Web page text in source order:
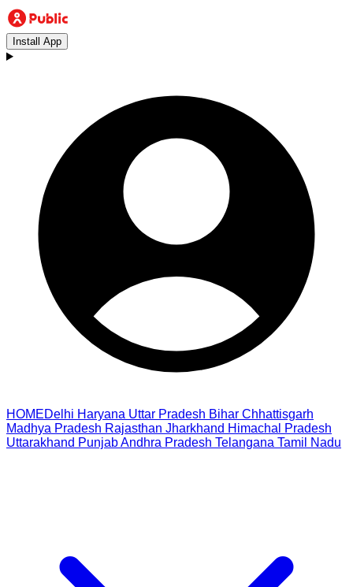
Install App
HOMEDelhi Haryana Uttar Pradesh Bihar Chhattisgarh
Madhya Pradesh Rajasthan Jharkhand Himachal Pradesh
Uttarakhand PunjabAndhra Pradesh Telangana Tamil Nadu